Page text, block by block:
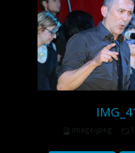
image/jpeg